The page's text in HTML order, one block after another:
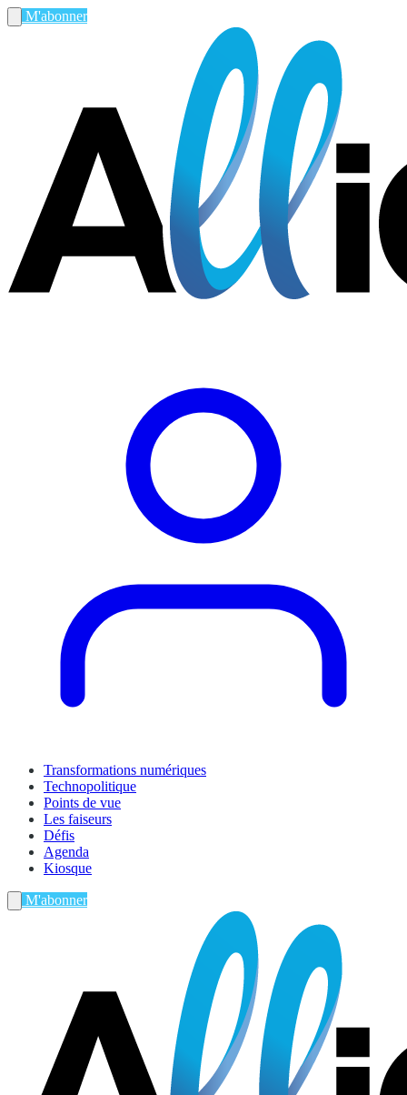
M'abonner
Transformations numériques
Technopolitique
Points de vue
Les faiseurs
Défis
Agenda
Kiosque
M'abonner